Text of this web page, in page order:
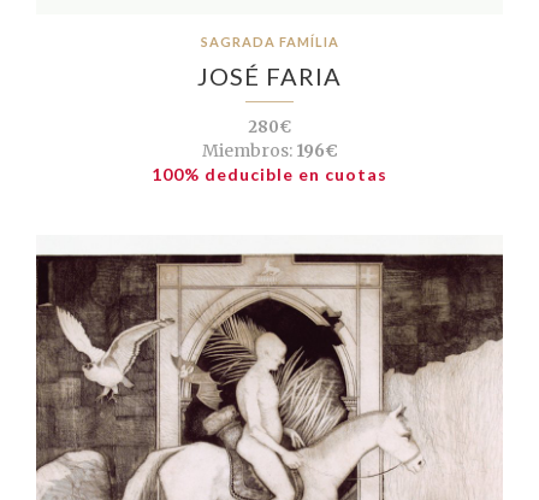
SAGRADA FAMÍLIA
JOSÉ FARIA
280€
Miembros:196€
100% deducible en cuotas